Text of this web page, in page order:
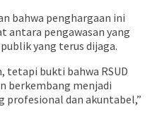
bahwa penghargaan ini
antara pengawasan yang
yang terus dijaga.
tetapi bukti bahwa RSUD
berkembang menjadi
profesional dan akuntabel,”